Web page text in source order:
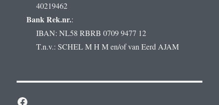
40219462
Bank Rek.nr.:
IBAN: NL58 RBRB 0709 9477 12
T.n.v.: SCHEL M H M en/of van Eerd AJAM
Facebook